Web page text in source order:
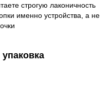
строгую лаконичность
именно устройства, а не